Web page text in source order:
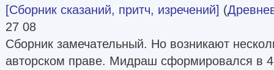
[Сборник сказаний, притч, изречений] (
27 08
Сборник замечательный. Но возникают
авторском праве. Мидраш сформировался в